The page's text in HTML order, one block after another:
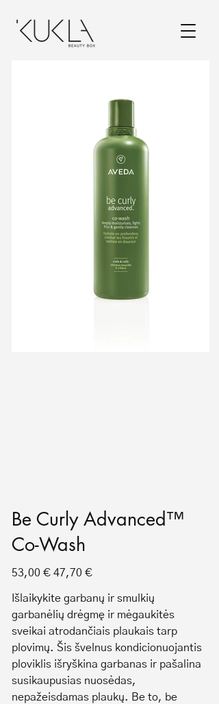
Be Curly Advanced™
Co-Wash
Original
price
53,00 €
Sale
price
47,70 €
Išlaikykite garbanų ir smulkių
garbanėlių drėgmę ir mėgaukitės
sveikai atrodančiais plaukais tarp
plovimų. Šis švelnus kondicionuojantis
ploviklis išryškina garbanas ir pašalina
susikaupusias nuosėdas,
nepažeisdamas plaukų. Be to, be